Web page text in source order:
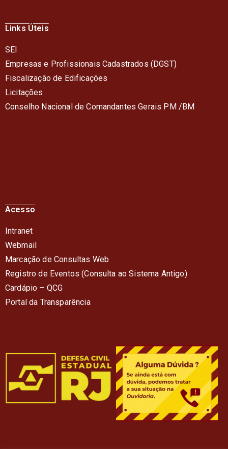
Links Úteis
SEI
Empresas e Profissionais Cadastrados (DGST)
Fiscalização de Edificações
Licitações
Conselho Nacional de Comandantes Gerais PM /BM
Acesso
Intranet
Webmail
Marcação de Consultas Web
Registro de Eventos (Consulta ao Sistema Antigo)
Cardápio – QCG
Portal da Transparência